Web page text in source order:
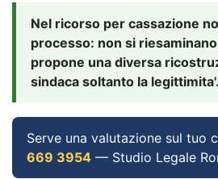
Nel ricorso per cassazione
processo: non si
propone una diversa
sindaca soltanto la legittimita'.
Serve una valutazione sul tuo
669 3954 — Studio Legale